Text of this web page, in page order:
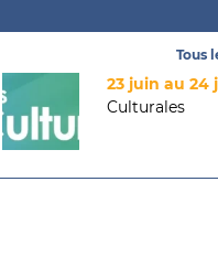
23 juin au 24
Culturales
Tous